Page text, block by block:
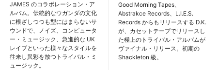
JAMES のコラボレーション・ア
ルバム。伝統的なウガンダの文化
に根ざしつつも型にはまらないサ
ウンドで、ノイズ、コンピュータ
ー・ミュージック、急進的な UK
レイブといった様々なスタイルを
往来し異彩を放つトライバル・ミ
ュージック。
Good Morning Tapes、
Abstrakce Records、L.I.E.S.
Records からもリリースする D.K.
が、カセットテープでリリースし
た極上のトライバル・アルバムが
ヴァイナル・リリース。初期の
Shackleton 級。